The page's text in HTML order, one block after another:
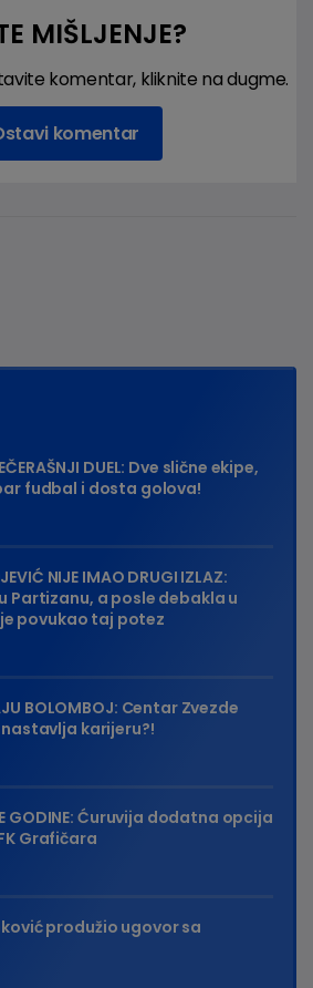
MIŠLJENJE?
komentar, kliknite na dugme.
komentar
DUEL: Dve slične ekipe,
fudbal i dosta golova!
NIJE IMAO DRUGI IZLAZ:
Partizanu, a posle debakla u
povukao taj potez
BOLOMBOJ: Centar Zvezde
karijeru?!
GODINE: Ćuruvija dodatna opcija
Grafičara
produžio ugovor sa